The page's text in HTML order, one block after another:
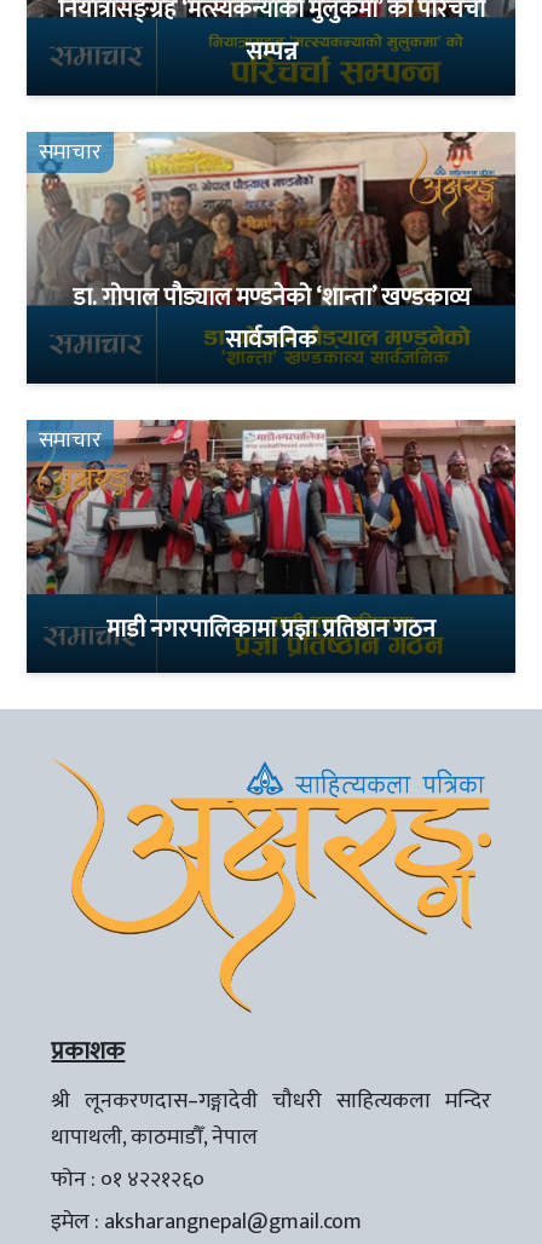
नियात्रासङ्ग्रह ‘मत्स्यकन्याको मुलुकमा’ को परिचर्चा
सम्पन्न
समाचार
डा. गोपाल पौड्याल मण्डनेको ‘शान्ता’ खण्डकाव्य
सार्वजनिक
समाचार
माडी नगरपालिकामा प्रज्ञा प्रतिष्ठान गठन
प्रकाशक
श्री लूनकरणदास–गङ्गादेवी चौधरी साहित्यकला मन्दिर
थापाथली, काठमाडौँ, नेपाल
फोन : ०१ ४२२१२६०
इमेल : aksharangnepal@gmail.com